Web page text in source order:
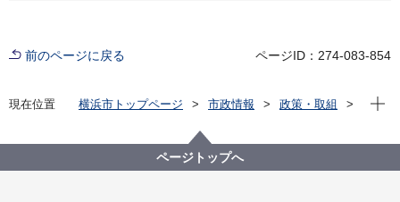
前のページに戻る ページID：274-083-854
現在位置 横浜市トップページ 市政情報
政策・取組
よこはまグッドバランス企業
現在
ページトップへ